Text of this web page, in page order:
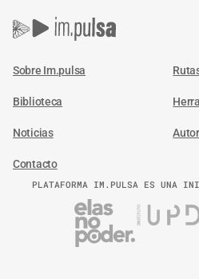
Sobre Im.pulsa
Biblioteca
Noticias
Contacto
PLATAFORMA IM.PULSA ES UNA